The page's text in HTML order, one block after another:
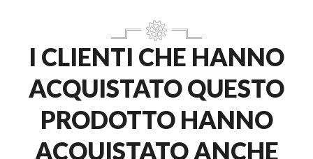
I CLIENTI CHE HANNO
ACQUISTATO QUESTO
PRODOTTO HANNO
ACQUISTATO ANCHE